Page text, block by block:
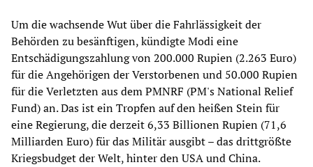
Um die wachsende Wut über die Fahrlässigkeit der
Behörden zu besänftigen, kündigte Modi eine
Entschädigungszahlung von 200.000 Rupien (2.263 Euro)
für die Angehörigen der Verstorbenen und 50.000 Rupien
für die Verletzten aus dem PMNRF (PM's National Relief
Fund) an. Das ist ein Tropfen auf den heißen Stein für
eine Regierung, die derzeit 6,33 Billionen Rupien (71,6
Milliarden Euro) für das Militär ausgibt – das drittgrößte
Kriegsbudget der Welt, hinter den USA und China.